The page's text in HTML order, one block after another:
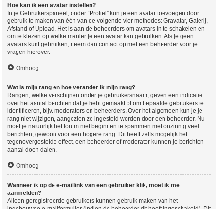
Hoe kan ik een avatar instellen?
In je Gebruikerspaneel, onder “Profiel” kun je een avatar toevoegen door
gebruik te maken van één van de volgende vier methodes: Gravatar, Galerij,
Afstand of Upload. Het is aan de beheerders om avatars in te schakelen en
om te kiezen op welke manier je een avatar kan gebruiken. Als je geen
avatars kunt gebruiken, neem dan contact op met een beheerder voor je
vragen hierover.
Omhoog
Wat is mijn rang en hoe verander ik mijn rang?
Rangen, welke verschijnen onder je gebruikersnaam, geven een indicatie
over het aantal berchten dat je hebt gemaakt of om bepaalde gebruikers te
identificeren, bijv. moderators en beheerders. Over het algemeen kun je je
rang niet wijzigen, aangezien ze ingesteld worden door een beheerder. Nu
moet je natuurlijk het forum niet beginnen te spammen met onzinnig veel
berichten, gewoon voor een hogere rang. Dit heeft zelfs mogelijk het
tegenovergestelde effect, een beheerder of moderator kunnen je berichten
aantal doen dalen.
Omhoog
Wanneer ik op de e-maillink van een gebruiker klik, moet ik me
aanmelden?
Alleen geregistreerde gebruikers kunnen gebruik maken van het